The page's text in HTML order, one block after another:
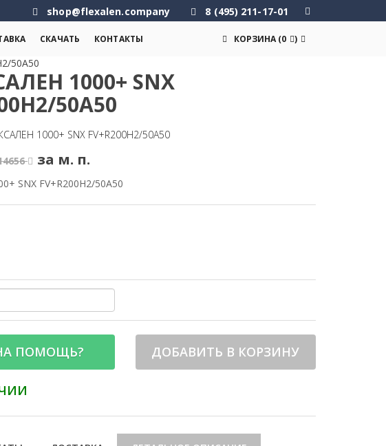
shop@flexalen.company 8 (495) 211-17-01
СКАЧАТЬ КОНТАКТЫ КОРЗИНА (0 )
50A50
1000+ SNX
50A50
1000+ SNX FV+R200H2/50A50
за м. п.
SNX FV+R200H2/50A50
ПОМОЩЬ? ДОБАВИТЬ В КОРЗИНУ